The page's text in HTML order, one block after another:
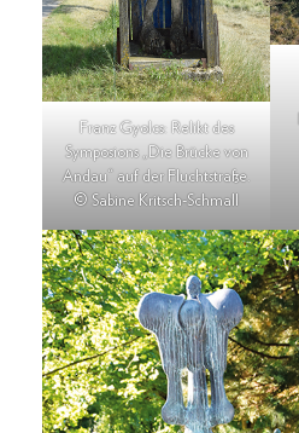
Franz Gyolcs: Relikt des
Symposions „Die Brücke von
Andau“ auf der Fluchtstraße.
© Sabine Kritsch-Schmall